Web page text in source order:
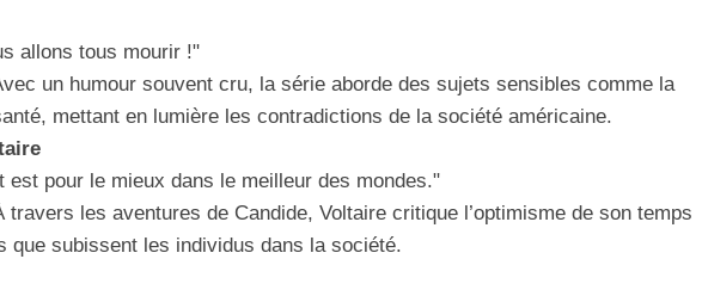
allons tous mourir !"
un humour souvent cru, la série aborde des sujets sensibles comme la
mettant en lumière les contradictions de la société américaine.
est pour le mieux dans le meilleur des mondes."
les aventures de Candide, Voltaire critique l’optimisme de son temps
que subissent les individus dans la société.